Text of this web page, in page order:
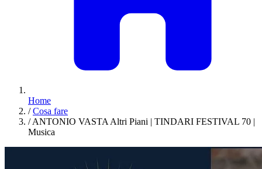
Home
/ Cosa fare
/ ANTONIO VASTA Altri Piani | TINDARI FESTIVAL 70 |
Musica